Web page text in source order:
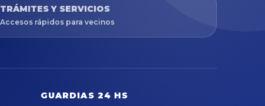
TRÁMITES Y SERVICIOS
Accesos rápidos para vecinos
GUARDIAS 24 HS